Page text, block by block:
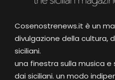
Cosenostrenews.it è un
divulgazione della cultura,
siciliani.
una finestra sulla musica
dai siciliani. un modo